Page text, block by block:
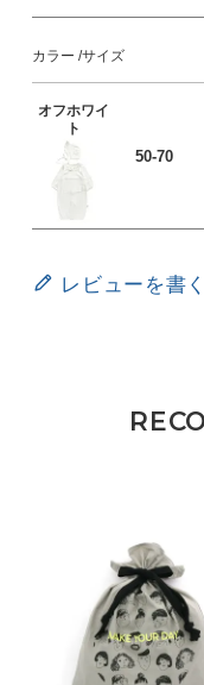
カラー サイズ
オフホワイ
ト
50-70
レビューを書く